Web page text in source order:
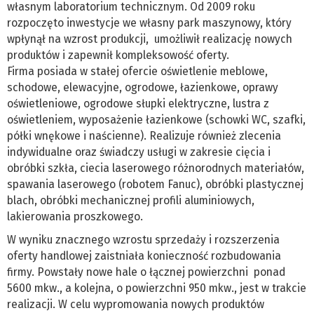
własnym laboratorium technicznym. Od 2009 roku
rozpoczęto inwestycje we własny park maszynowy, który
wpłynął na wzrost produkcji, umożliwił realizację nowych
produktów i zapewnił kompleksowość oferty.
Firma posiada w stałej ofercie oświetlenie meblowe,
schodowe, elewacyjne, ogrodowe, łazienkowe, oprawy
oświetleniowe, ogrodowe słupki elektryczne, lustra z
oświetleniem, wyposażenie łazienkowe (schowki WC, szafki,
półki wnękowe i naścienne). Realizuje również zlecenia
indywidualne oraz świadczy usługi w zakresie cięcia i
obróbki szkła, ciecia laserowego różnorodnych materiałów,
spawania laserowego (robotem Fanuc), obróbki plastycznej
blach, obróbki mechanicznej profili aluminiowych,
lakierowania proszkowego.
W wyniku znacznego wzrostu sprzedaży i rozszerzenia
oferty handlowej zaistniała konieczność rozbudowania
firmy. Powstały nowe hale o łącznej powierzchni ponad
5600 mkw., a kolejna, o powierzchni 950 mkw., jest w trakcie
realizacji. W celu wypromowania nowych produktów